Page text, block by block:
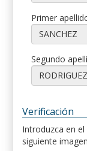
Primer
Segundo
Verificación
Introduzca en
siguiente